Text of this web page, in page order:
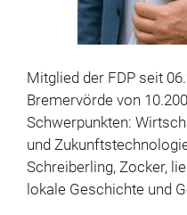
Mitglied der FDP seit
Bremervörde von
Schwerpunkten:
und
Schreiberling, Zocker,
lokale Geschichte und